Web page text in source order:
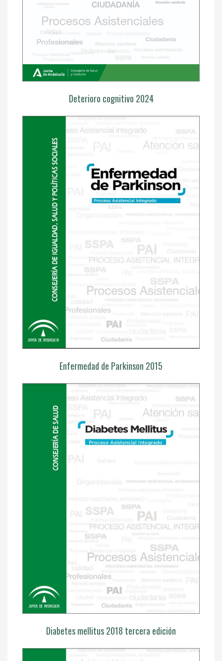
Deterioro cognitivo 2024
Enfermedad de Parkinson 2015
Diabetes mellitus 2018 tercera edición